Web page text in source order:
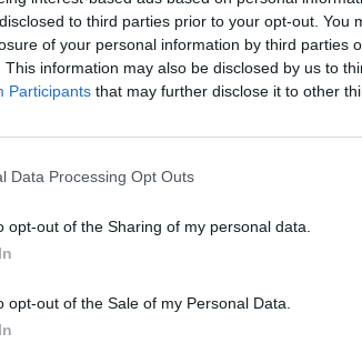
to third parties prior to your opt-out. You
of your personal information by third parties
This information may also be disclosed by us to
Participants that may further disclose it to other
Data Processing Opt Outs
opt-out of the Sharing of my personal data.
opt-out of the Sale of my Personal Data.
«κόκκινη» ζώνη (επιπέδου Β) είναι οι
Δήμος Εορδαίας της Περιφερειακής
της Περιφερειακής Ενότητας
Ενότητας Λακωνίας, ο Δήμος Χαλκιδέων
Δυστίων του Δήμου Κύμης-Αλιβερίου
Περιφερειακή Ενότητα Χαλκιδικής, η
Περιφερειακή Ενότητα Ζακύνθου, ο Δήμος
Αχαΐας, ο Δήμος Θήρας της
Μυκόνου και η Περιφέρεια